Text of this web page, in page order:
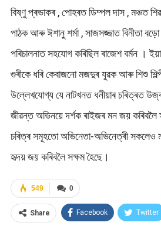
বিষ্ণু প্ৰভাকৰ , পোহৰত ডিম্পল দাস , মঞ্চত
পাঠক আৰু ঈশানু শৰ্মা , সাজসজ্জাত বিনীতা
পৰিচালনাত সহযোগ কৰিছিল ৰাজেশ বৰ্মন ।
গুৰীকে ধৰি কেবাজনো মজদুৰ যুৱক আৰু শিশু
উল্লেখযোগ্য যে নাটখনত ধনীয়াৰ চৰিত্ৰত
জীৱন্ত অভিনয়ে দর্শক ৰাইজৰ মন জয় কৰিবলৈ
চৰিত্ৰ সমূহতো অভিনেতা-অভিনেত্ৰী সকলেও
হৃদয় জয় কৰিবলৈ সক্ষম হৈছে।
0
549
Share Facebook Twitter